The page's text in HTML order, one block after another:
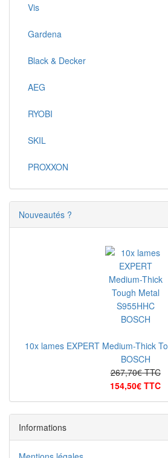
Vis
Gardena
Black & Decker
AEG
RYOBI
SKIL
PROXXON
Nouveautés ?
10x lames EXPERT Medium-Thick
BOSCH
267,70€ TTC
154,50€ TTC
Informations